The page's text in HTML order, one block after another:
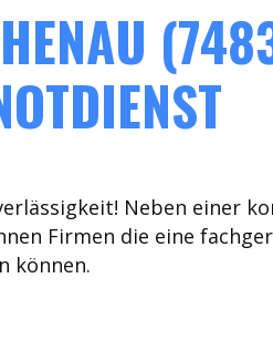
Neben einer
Firmen die eine
können.